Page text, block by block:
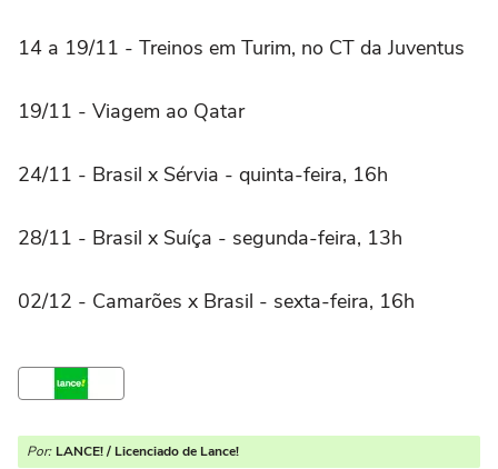
14 a 19/11 - Treinos em Turim, no CT da Juventus
19/11 - Viagem ao Qatar
24/11 - Brasil x Sérvia - quinta-feira, 16h
28/11 - Brasil x Suíça - segunda-feira, 13h
02/12 - Camarões x Brasil - sexta-feira, 16h
Por: LANCE! / Licenciado de Lance!